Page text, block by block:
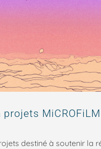
projets MiCROFiLM
destiné à soutenir la